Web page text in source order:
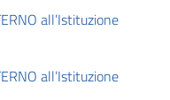
all’Istituzione
all’Istituzione